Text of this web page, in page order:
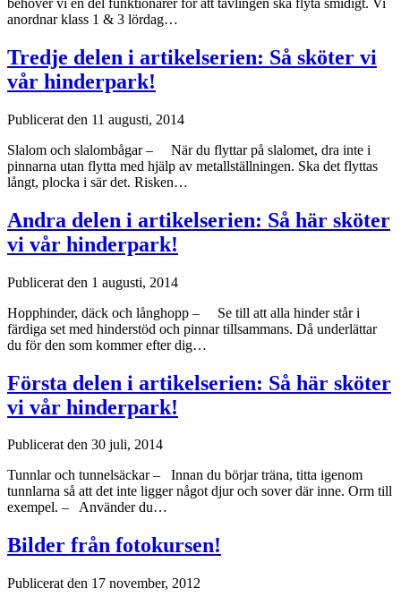
behöver vi en del funktionärer för att tävlingen ska flyta smidigt. Vi
anordnar klass 1 & 3 lördag…
Tredje delen i artikelserien: Så sköter vi
vår hinderpark!
Publicerat den 11 augusti, 2014
Slalom och slalombågar – När du flyttar på slalomet, dra inte i
pinnarna utan flytta med hjälp av metallställningen. Ska det flyttas
långt, plocka i sär det. Risken…
Andra delen i artikelserien: Så här sköter
vi vår hinderpark!
Publicerat den 1 augusti, 2014
Hopphinder, däck och långhopp – Se till att alla hinder står i
färdiga set med hinderstöd och pinnar tillsammans. Då underlättar
du för den som kommer efter dig…
Första delen i artikelserien: Så här sköter
vi vår hinderpark!
Publicerat den 30 juli, 2014
Tunnlar och tunnelsäckar – Innan du börjar träna, titta igenom
tunnlarna så att det inte ligger något djur och sover där inne. Orm till
exempel. – Använder du…
Bilder från fotokursen!
Publicerat den 17 november, 2012